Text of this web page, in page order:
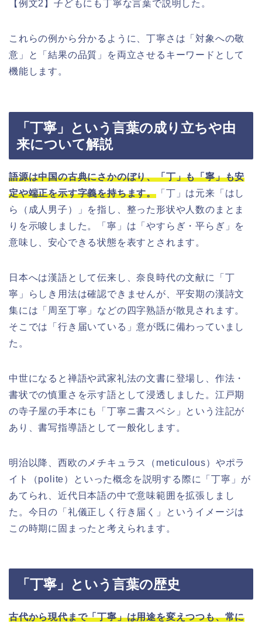
【例文2】子どもにも丁寧な言葉で説明した。
これらの例から分かるように、丁寧さは「対象への敬
意」と「結果の品質」を両立させるキーワードとして
機能します。
「丁寧」という言葉の成り立ちや由
来について解説
語源は中国の古典にさかのぼり、「丁」も「寧」も安
定や端正を示す字義を持ちます。 「丁」は元来「はし
ら（成人男子）」を指し、整った形状や人数のまとま
りを示唆しました。「寧」は「やすらぎ・平らぎ」を
意味し、安心できる状態を表すとされます。
日本へは漢語として伝来し、奈良時代の文献に「丁
寧」らしき用法は確認できませんが、平安期の漢詩文
集には「周至丁寧」などの四字熟語が散見されます。
そこでは「行き届いている」意が既に備わっていまし
た。
中世になると禅語や武家礼法の文書に登場し、作法・
書状での慎重さを示す語として浸透しました。江戸期
の寺子屋の手本にも「丁寧ニ書スベシ」という注記が
あり、書写指導語として一般化します。
明治以降、西欧のメチキュラス（meticulous）やポラ
イト（polite）といった概念を説明する際に「丁寧」が
あてられ、近代日本語の中で意味範囲を拡張しまし
た。今日の「礼儀正しく行き届く」というイメージは
この時期に固まったと考えられます。
「丁寧」という言葉の歴史
古代から現代まで「丁寧」は用途を変えつつも、常に